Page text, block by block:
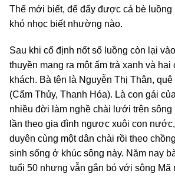
Thế mới biết, để đẩy được cả bè luồng
khó nhọc biết nhường nào.
Sau khi cố định nốt số luồng còn lại
thuyền mang ra một ấm trà xanh và hai
khách. Bà tên là Nguyễn Thị Thân,
(Cẩm Thủy, Thanh Hóa). Là con gái
nhiều đời làm nghề chài lưới trên sông
lần theo gia đình ngược xuôi con
duyên cùng một dân chài rồi theo
sinh sống ở khúc sông này. Năm nay
tuổi 50 nhưng vẫn gắn bó với sông Mã